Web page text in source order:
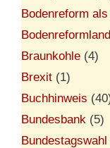
Bodenreform
Braunkohle (4)
Brexit (1)
Buchhinweis
Bundesbank (5)
Bundestagswahl